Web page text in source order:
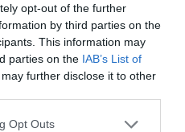
opt-out of the further
by third parties on the
This information may
parties on the IAB’s List of
further disclose it to other
uses one or more Google
Opt Outs
τη
–